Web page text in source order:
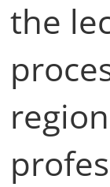
the